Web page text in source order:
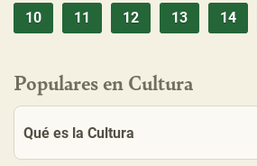
10 11 12 13 14
Populares en Cultura
Qué es la Cultura